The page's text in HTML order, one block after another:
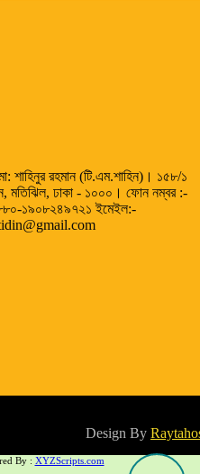
শাহিনুর রহমান (টি.এম.শাহিন)। ১৫৮/১
মতিঝিল, ঢাকা - ১০০০। ফোন নম্বর :-
১৯০৮২৪৯৭২১ ইমেইল:-
Design By
By : XYZScripts.com